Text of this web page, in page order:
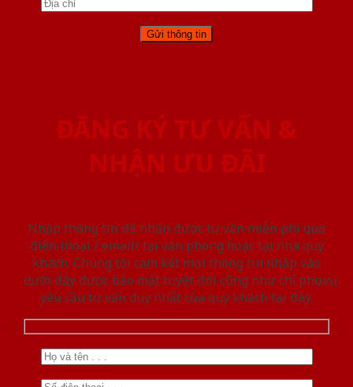
ĐĂNG KÝ TƯ VẤN &
NHẬN ƯU ĐÃI
Nhập thông tin để nhận được tư vấn miễn phí qua
điện thoại / email/ tại văn phòng hoặc tại nhà quý
khách. Chúng tôi cam kết mọi thông tin nhập vào
dưới đây được bảo mật tuyệt đối cũng như chỉ phục vụ
yêu cầu tư vấn duy nhất của quý khách tại đây.